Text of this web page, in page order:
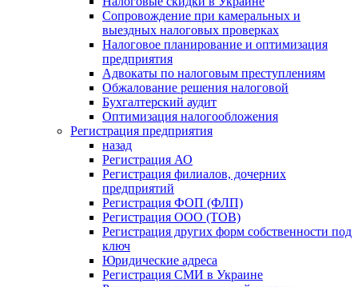
Сопровождение при камеральных и
выездных налоговых проверках
Налоговое планирование и оптимизация
предприятия
Адвокаты по налоговым преступлениям
Обжалование решения налоговой
Бухгалтерский аудит
Оптимизация налогообложения
Регистрация предприятия
назад
Регистрация АО
Регистрация филиалов, дочерних
предприятий
Регистрация ФОП (ФЛП)
Регистрация ООО (ТОВ)
Регистрация других форм собственности под
ключ
Юридические адреса
Регистрация СМИ в Украине